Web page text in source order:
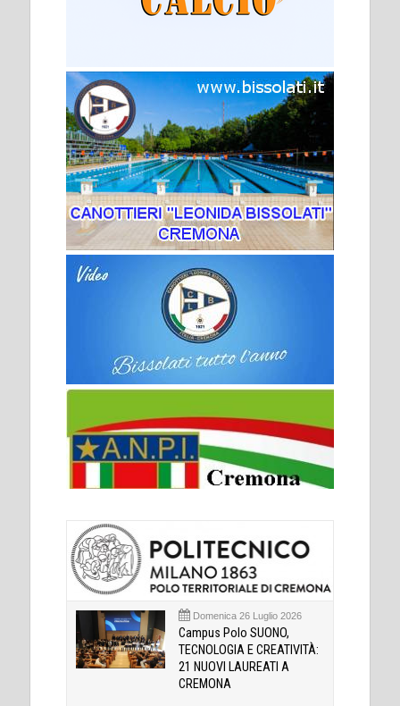
Domenica 26 Luglio 2026
Campus Polo SUONO,
TECNOLOGIA E CREATIVITÀ:
21 NUOVI LAUREATI A
CREMONA